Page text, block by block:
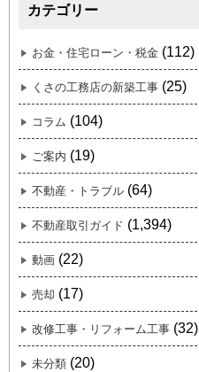
カテゴリー
お金・住宅ローン・税金 (112)
くさの工務店の新築工事 (25)
コラム (104)
ご案内 (19)
不動産・トラブル (64)
不動産取引ガイド (1,394)
動画 (22)
売却 (17)
改修工事・リフォーム工事 (32)
未分類 (20)